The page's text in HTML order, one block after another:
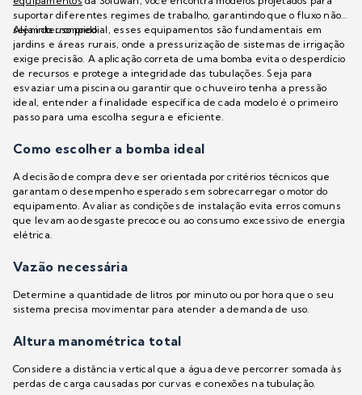
suportar diferentes regimes de trabalho, garantindo que o fluxo não
seja interrompido.
Além do uso predial, esses equipamentos são fundamentais em
jardins e áreas rurais, onde a pressurização de sistemas de irrigação
exige precisão. A aplicação correta de uma bomba evita o desperdício
de recursos e protege a integridade das tubulações. Seja para
esvaziar uma piscina ou garantir que o chuveiro tenha a pressão
ideal, entender a finalidade específica de cada modelo é o primeiro
passo para uma escolha segura e eficiente.
Como escolher a bomba ideal
A decisão de compra deve ser orientada por critérios técnicos que
garantam o desempenho esperado sem sobrecarregar o motor do
equipamento. Avaliar as condições de instalação evita erros comuns
que levam ao desgaste precoce ou ao consumo excessivo de energia
elétrica.
Vazão necessária
Determine a quantidade de litros por minuto ou por hora que o seu
sistema precisa movimentar para atender a demanda de uso.
Altura manométrica total
Considere a distância vertical que a água deve percorrer somada às
perdas de carga causadas por curvas e conexões na tubulação.